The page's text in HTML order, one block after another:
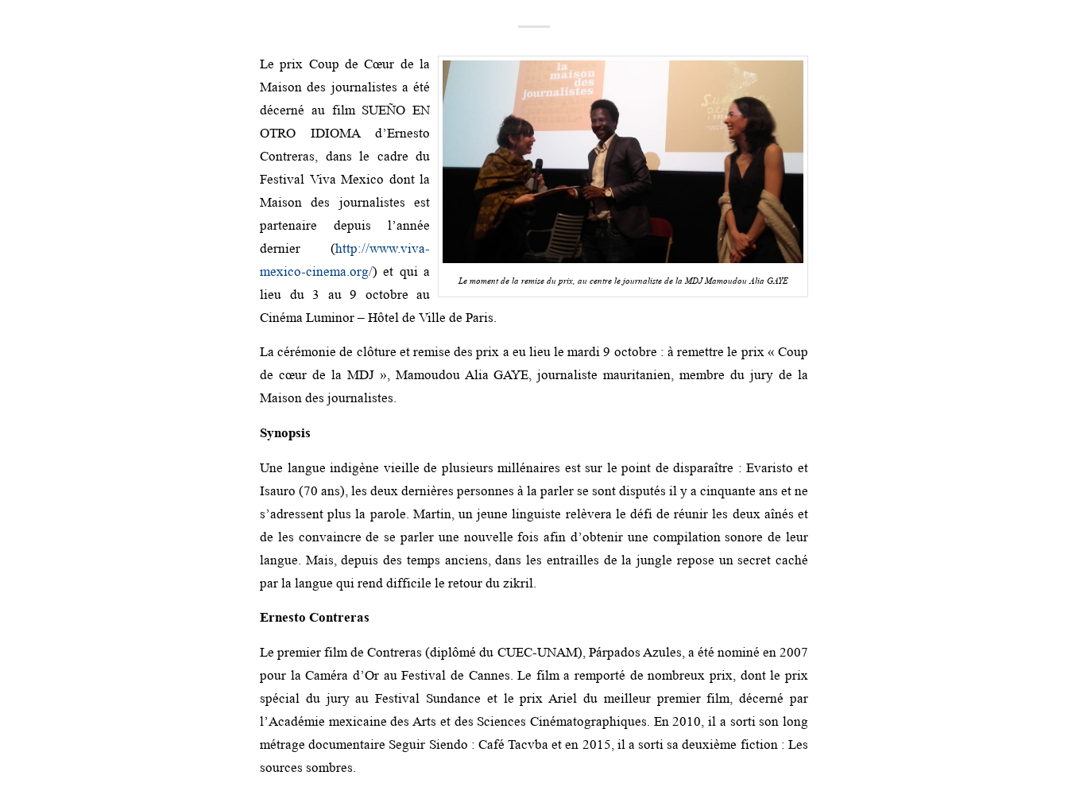
Le moment de la remise du prix, au centre le journaliste de la MDJ Mamoudou Alia GAYE
Le prix Coup de Cœur de la
Maison des journalistes a été
décerné au film SUEÑO EN
OTRO IDIOMA d’Ernesto
Contreras, dans le cadre du
Festival Viva Mexico dont la
Maison des journalistes est
partenaire depuis l’année
dernier (http://www.viva-
mexico-cinema.org/) et qui a
lieu du 3 au 9 octobre au
Cinéma Luminor – Hôtel de Ville de Paris.
La cérémonie de clôture et remise des prix a eu lieu le mardi 9 octobre : à remettre le prix « Coup
de cœur de la MDJ », Mamoudou Alia GAYE, journaliste mauritanien, membre du jury de la
Maison des journalistes.
Synopsis
Une langue indigène vieille de plusieurs millénaires est sur le point de disparaître : Evaristo et
Isauro (70 ans), les deux dernières personnes à la parler se sont disputés il y a cinquante ans et ne
s’adressent plus la parole. Martin, un jeune linguiste relèvera le défi de réunir les deux aînés et
de les convaincre de se parler une nouvelle fois afin d’obtenir une compilation sonore de leur
langue. Mais, depuis des temps anciens, dans les entrailles de la jungle repose un secret caché
par la langue qui rend difficile le retour du zikril.
Ernesto Contreras
Le premier film de Contreras (diplômé du CUEC-UNAM), Párpados Azules, a été nominé en 2007
pour la Caméra d’Or au Festival de Cannes. Le film a remporté de nombreux prix, dont le prix
spécial du jury au Festival Sundance et le prix Ariel du meilleur premier film, décerné par
l’Académie mexicaine des Arts et des Sciences Cinématographiques. En 2010, il a sorti son long
métrage documentaire Seguir Siendo : Café Tacvba et en 2015, il a sorti sa deuxième fiction : Les
sources sombres.